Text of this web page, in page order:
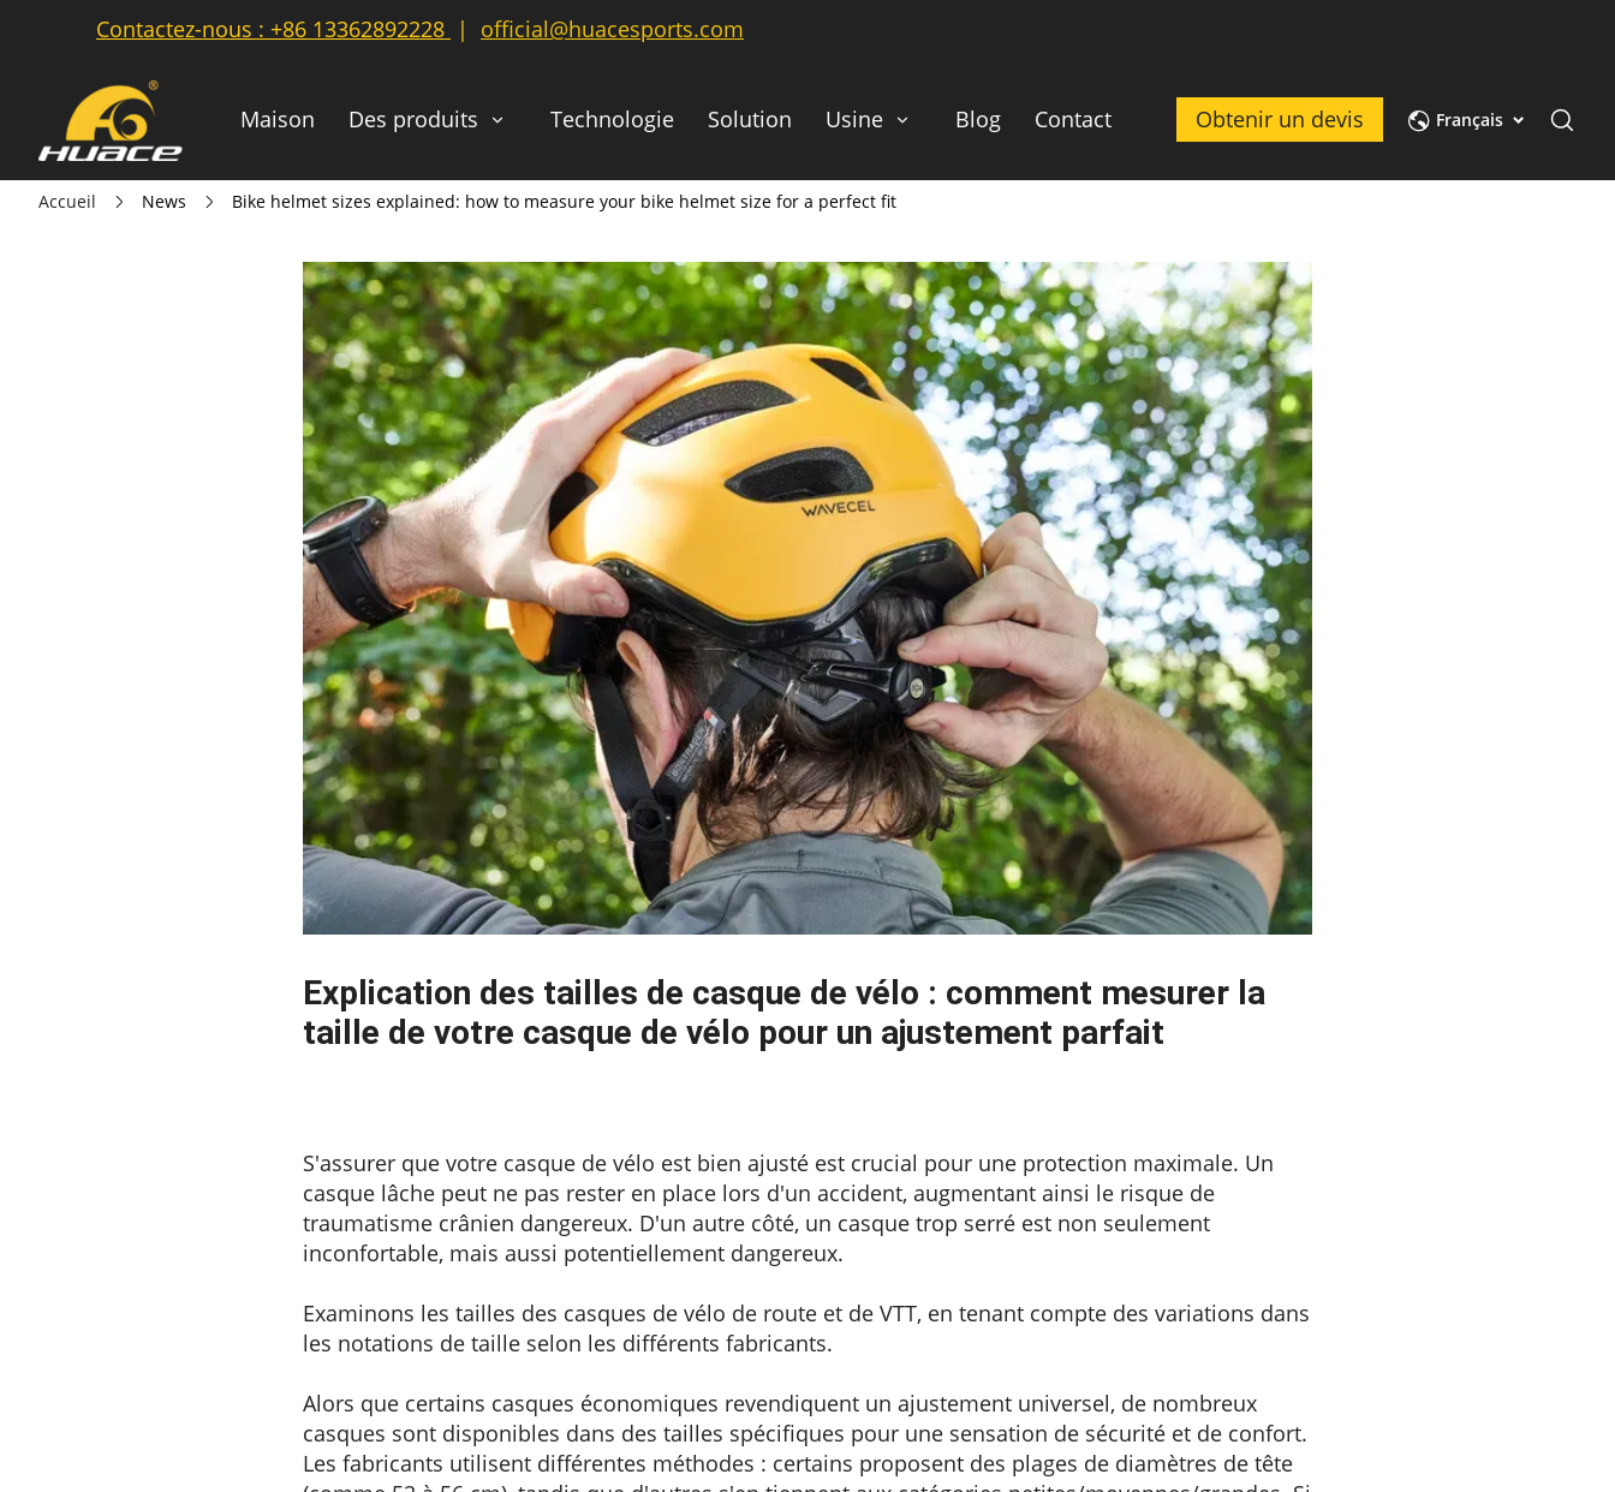
Contactez-nous : +86 13362892228 | official@huacesports.com
Maison Des produits Technologie Solution Usine Blog Contact Obtenir un devis Français
Accueil News Bike helmet sizes explained: how to measure your bike helmet size for a perfect fit
Explication des tailles de casque de vélo : comment mesurer la
taille de votre casque de vélo pour un ajustement parfait
S'assurer que votre casque de vélo est bien ajusté est crucial pour une protection maximale. Un
casque lâche peut ne pas rester en place lors d'un accident, augmentant ainsi le risque de
traumatisme crânien dangereux. D'un autre côté, un casque trop serré est non seulement
inconfortable, mais aussi potentiellement dangereux.
Examinons les tailles des casques de vélo de route et de VTT, en tenant compte des variations dans
les notations de taille selon les différents fabricants.
Alors que certains casques économiques revendiquent un ajustement universel, de nombreux
casques sont disponibles dans des tailles spécifiques pour une sensation de sécurité et de confort.
Les fabricants utilisent différentes méthodes : certains proposent des plages de diamètres de tête